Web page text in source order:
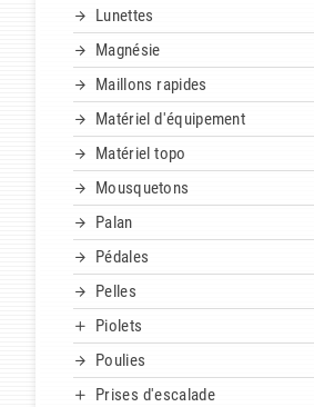
Lunettes
Magnésie
Maillons rapides
Matériel d'équipement
Matériel topo
Mousquetons
Palan
Pédales
Pelles
Piolets
Poulies
Prises d'escalade